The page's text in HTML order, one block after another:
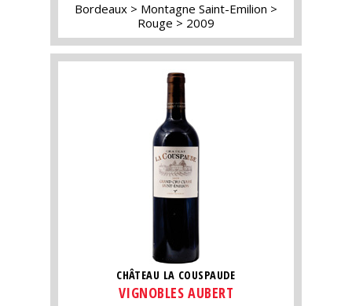
Bordeaux
Montagne Saint-Emilion
Rouge
2009
CHÂTEAU LA COUSPAUDE
VIGNOBLES AUBERT